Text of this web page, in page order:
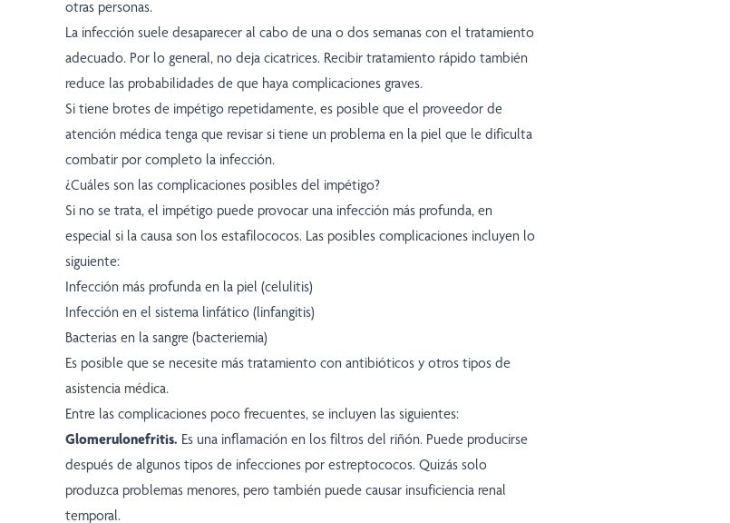
otras personas.
La infección suele desaparecer al cabo de una o dos semanas con el tratamiento
adecuado. Por lo general, no deja cicatrices. Recibir tratamiento rápido también
reduce las probabilidades de que haya complicaciones graves.
Si tiene brotes de impétigo repetidamente, es posible que el proveedor de
atención médica tenga que revisar si tiene un problema en la piel que le dificulta
combatir por completo la infección.
¿Cuáles son las complicaciones posibles del impétigo?
Si no se trata, el impétigo puede provocar una infección más profunda, en
especial si la causa son los estafilococos. Las posibles complicaciones incluyen lo
siguiente:
Infección más profunda en la piel (celulitis)
Infección en el sistema linfático (linfangitis)
Bacterias en la sangre (bacteriemia)
Es posible que se necesite más tratamiento con antibióticos y otros tipos de
asistencia médica.
Entre las complicaciones poco frecuentes, se incluyen las siguientes:
Glomerulonefritis. Es una inflamación en los filtros del riñón. Puede producirse
después de algunos tipos de infecciones por estreptococos. Quizás solo
produzca problemas menores, pero también puede causar insuficiencia renal
temporal.